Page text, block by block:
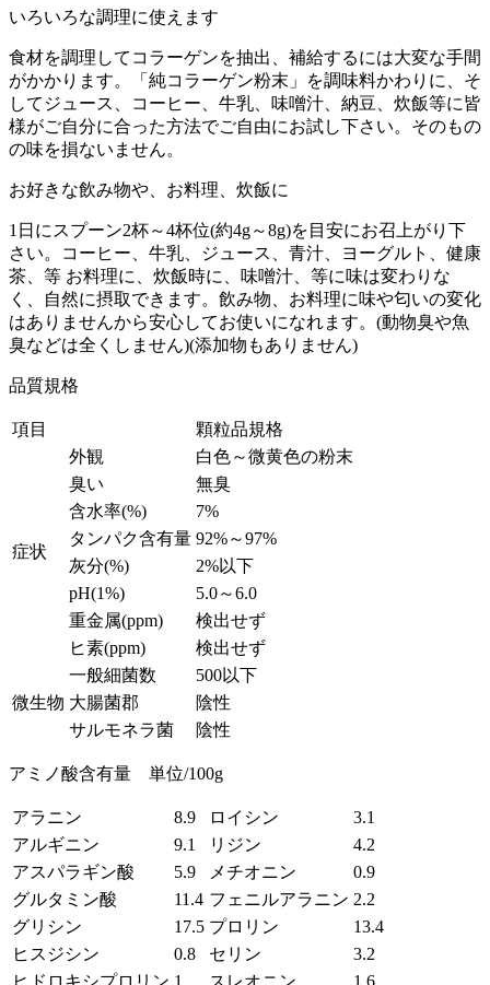
いろいろな調理に使えます
食材を調理してコラーゲンを抽出、補給するには大変な手間
がかかります。「純コラーゲン粉末」を調味料かわりに、そ
してジュース、コーヒー、牛乳、味噌汁、納豆、炊飯等に皆
様がご自分に合った方法でご自由にお試し下さい。そのもの
の味を損ないません。
お好きな飲み物や、お料理、炊飯に
1日にスプーン2杯～4杯位(約4g～8g)を目安にお召上がり下
さい。コーヒー、牛乳、ジュース、青汁、ヨーグルト、健康
茶、等 お料理に、炊飯時に、味噌汁、等に味は変わりな
く、自然に摂取できます。飲み物、お料理に味や匂いの変化
はありませんから安心してお使いになれます。(動物臭や魚
臭などは全くしません)(添加物もありません)
品質規格
項目 顆粒品規格
症状
外観
白色～微黄色の粉末
臭い
無臭
含水率(%)
7%
タンパク含有量 92%～97%
灰分(%)
2%以下
pH(1%)
5.0～6.0
重金属(ppm)
検出せず
ヒ素(ppm)
検出せず
微生物
一般細菌数
500以下
大腸菌郡
陰性
サルモネラ菌
陰性
アミノ酸含有量 単位/100g
アラニン 8.9 ロイシン
3.1
アルギニン
9.1 リジン
4.2
アスパラギン酸
5.9 メチオニン
0.9
グルタミン酸
11.4 フェニルアラニン 2.2
グリシン
17.5 プロリン
13.4
ヒスジシン
0.8 セリン
3.2
ヒドロキシプロリン 1 スレオニン 1.6